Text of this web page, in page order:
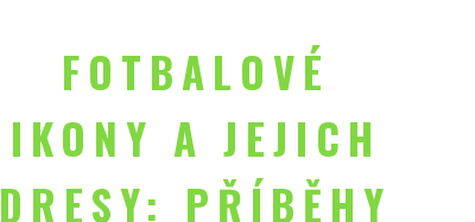
FOTBALOVÉ
IKONY A JEJICH
DRESY: PŘÍBĚHY